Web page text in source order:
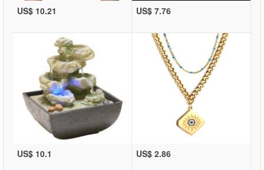
US$ 10.21 US$ 7.76
US$ 10.1 US$ 2.86